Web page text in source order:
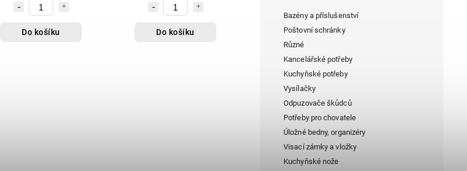
Bazény a příslušenství
Poštovní schránky
Různé
Kancelářské potřeby
Kuchyňské potřeby
Vysílačky
Odpuzovače škůdců
Potřeby pro chovatele
Úložné bedny, organizéry
Visací zámky a vložky
Kuchyňské nože
Do košíku Do košíku